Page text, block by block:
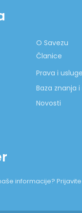
O Savezu
Članice
Prava i usluge
Baza znanja
Novosti
informacije?